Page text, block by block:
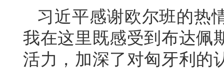
习近平感谢欧尔班的热
我在这里既感受到布达佩
活力，加深了对匈牙利的